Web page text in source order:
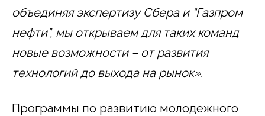
объединяя экспертизу Сбера и “Газпром
нефти”, мы открываем для таких команд
новые возможности – от развития
технологий до выхода на рынок».
Программы по развитию молодежного